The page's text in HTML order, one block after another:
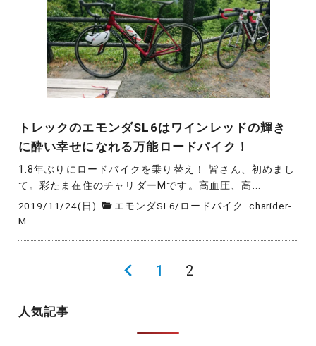
トレックのエモンダSL6はワインレッドの輝き
に酔い幸せになれる万能ロードバイク！
1.8年ぶりにロードバイクを乗り替え！ 皆さん、初めまし
て。彩たま在住のチャリダーMです。高血圧、高...
2019/11/24(日) エモンダSL6/ ロードバイク
charider-
M
の
前1 2
人気記事